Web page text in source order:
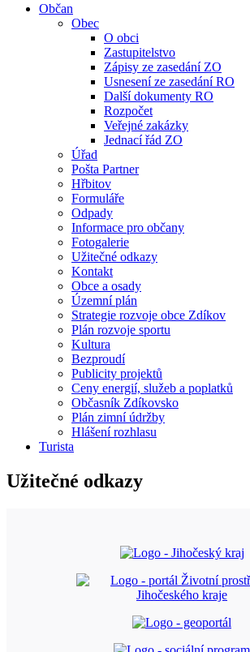
Občan
Obec
O obci
Zastupitelstvo
Zápisy ze zasedání ZO
Usnesení ze zasedání RO
Další dokumenty RO
Rozpočet
Veřejné zakázky
Jednací řád ZO
Úřad
Pošta Partner
Hřbitov
Formuláře
Odpady
Informace pro občany
Fotogalerie
Užitečné odkazy
Kontakt
Obce a osady
Územní plán
Strategie rozvoje obce Zdíkov
Plán rozvoje sportu
Kultura
Bezproudí
Publicity projektů
Ceny energií, služeb a poplatků
Občasník Zdíkovsko
Plán zimní údržby
Hlášení rozhlasu
Turista
Užitečné odkazy